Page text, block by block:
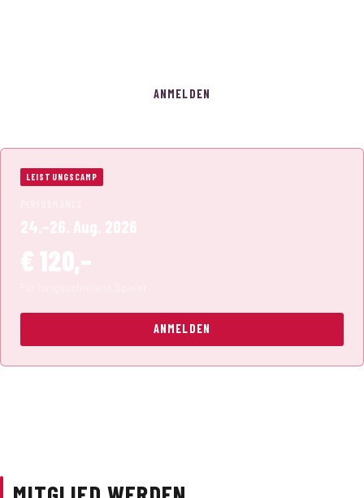
ANMELDEN
LEISTUNGSCAMP
24.–26. Aug. 2026
€ 120,–
ANMELDEN